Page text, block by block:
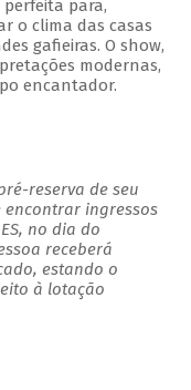
perfeita para,
o clima das casas
gafieiras. O show,
modernas,
encantador.
reserva de seu
ingressos
no dia do
receberá
estando o
à lotação